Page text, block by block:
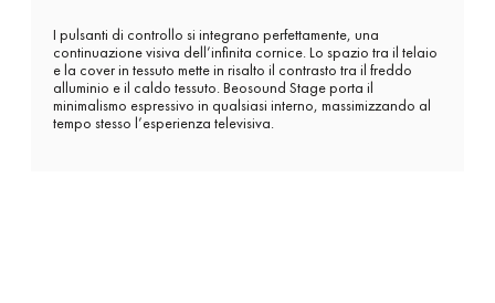
I pulsanti di controllo si integrano perfettamente, una
continuazione visiva dell’infinita cornice. Lo spazio tra il telaio
e la cover in tessuto mette in risalto il contrasto tra il freddo
alluminio e il caldo tessuto. Beosound Stage porta il
minimalismo espressivo in qualsiasi interno, massimizzando al
tempo stesso l’esperienza televisiva.